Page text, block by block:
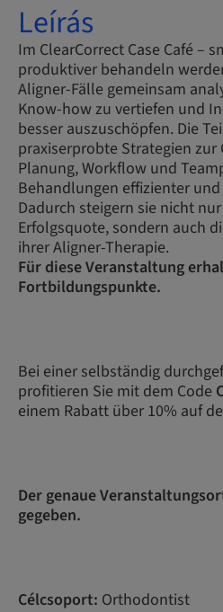
Leírás
Im ClearCorrect Case Café –
produktiver behandeln
Aligner-Fälle gemeinsam
Know-how zu vertiefen und
besser auszuschöpfen. Die
praxiserprobte Strategien
Planung, Workflow und
Behandlungen effizienter
Dadurch steigern sie nicht
Erfolgsquote, sondern auch
ihrer Aligner-Therapie.
Für diese Veranstaltung
Fortbildungspunkte.
Bei einer selbständig
profitieren Sie mit dem Code
einem Rabatt über 10% auf
Der genaue
gegeben.
Célcsoport: Orthodontist